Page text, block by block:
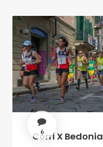
6
Corri X Bedonia